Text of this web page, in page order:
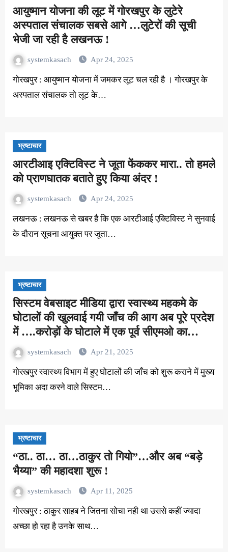
आयुष्मान योजना की लूट में गोरखपुर के लुटेरे
अस्पताल संचालक सबसे आगे …लुटेरों की सूची
भेजी जा रही है लखनऊ !
systemkasach Apr 24, 2025
गोरखपुर : आयुष्मान योजना में जमकर लूट चल रही है । गोरखपुर के
अस्पताल संचालक तो लूट के…
भ्रष्टाचार
आरटीआइ एक्टिविस्ट ने जूता फेंककर मारा.. तो हमले
को प्राणघातक बताते हुए किया अंदर !
systemkasach Apr 24, 2025
लखनऊ : लखनऊ से खबर है कि एक आरटीआई एक्टिविस्ट ने सुनवाई
के दौरान सूचना आयुक्त पर जूता…
भ्रष्टाचार
सिस्टम वेबसाइट मीडिया द्वारा स्वास्थ्य महकमे के
घोटालों की खुलवाई गयी जाँच की आग अब पूरे प्रदेश
में ….करोड़ों के घोटाले में एक पूर्व सीएमओ का
पासपोर्ट जब्त..FIR की तैयारी !
systemkasach Apr 21, 2025
गोरखपुर स्वास्थ्य विभाग में हुए घोटालों की जाँच को शुरू कराने में मुख्य
भूमिका अदा करने वाले सिस्टम…
भ्रष्टाचार
“ठा.. ठा… ठा…ठाकुर तो गियो”…और अब “बड़े
भैय्या” की महादशा शुरू !
systemkasach Apr 11, 2025
गोरखपुर : ठाकुर साहब ने जितना सोचा नही था उससे कहीं ज्यादा
अच्छा हो रहा है उनके साथ…